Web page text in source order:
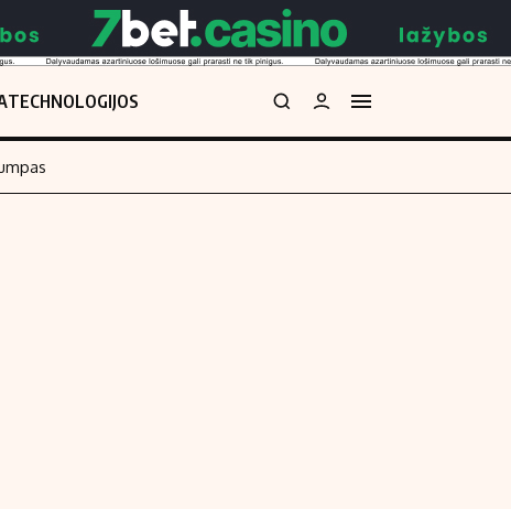
TECHNOLOGIJOS
skaičiuoklė